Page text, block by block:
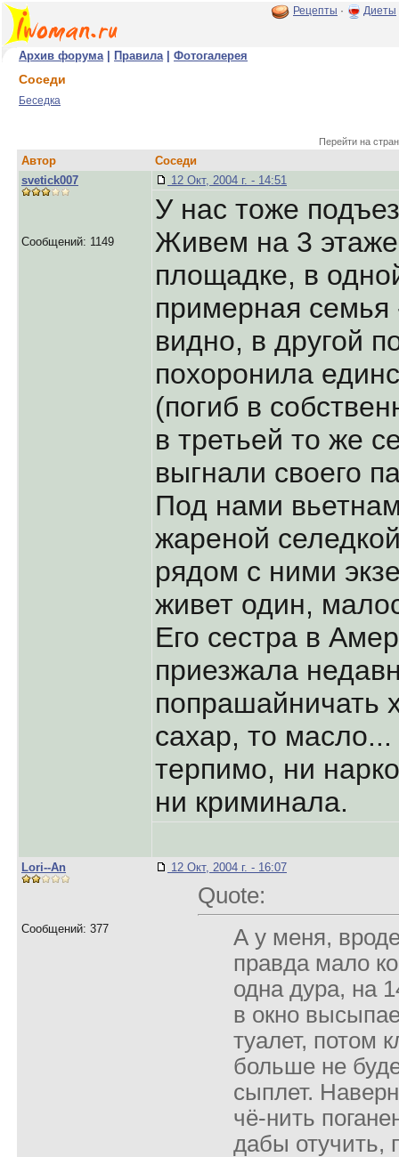
Рецепты · Диеты
Архив форума| Правила| Фотогалерея
Соседи
Беседка
Перейти на
Автор
Соседи
svetick007
Сообщений: 1149
12 Окт, 2004 г. - 14:51
У нас тоже
Живем на 3
площадке, в
примерная
видно, в другой
похоронила
(погиб в
в третьей то же
выгнали своего
Под нами
жареной
рядом с ними
живет один,
Его сестра в
приезжала
попрашайничать
сахар, то
терпимо, ни
ни криминала.
Lori--An
Сообщений: 377
12 Окт, 2004 г. - 16:07
Quote:
А у меня,
правда мало
одна дура, на
в окно
туалет, потом
больше не
сыплет.
чё-нить
дабы отучить,